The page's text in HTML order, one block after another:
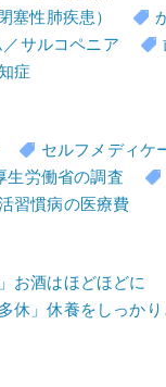
塞性肺疾患）
サルコペニア
症
セルフメディケ
生労働省の調査
習慣病の医療費
」お酒はほどほどに
多休」休養をしっか